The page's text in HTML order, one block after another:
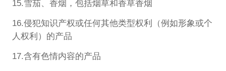
15.雪茄、香烟，包括烟草和香草香烟
16.侵犯知识产权或任何其他类型权利（例如形象或个
人权利）的产品
17.含有色情内容的产品